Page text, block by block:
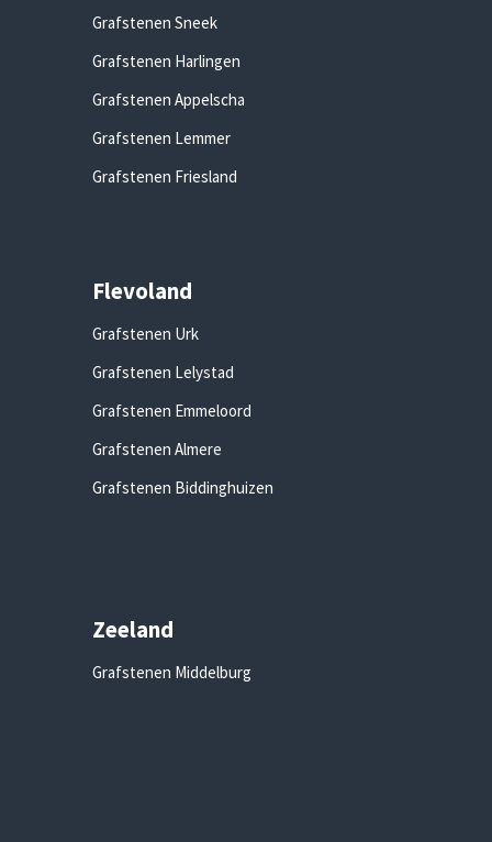
Grafstenen Sneek
Grafstenen Harlingen
Grafstenen Appelscha
Grafstenen Lemmer
Grafstenen Friesland
Flevoland
Grafstenen Urk
Grafstenen Lelystad
Grafstenen Emmeloord
Grafstenen Almere
Grafstenen Biddinghuizen
Zeeland
Grafstenen Middelburg